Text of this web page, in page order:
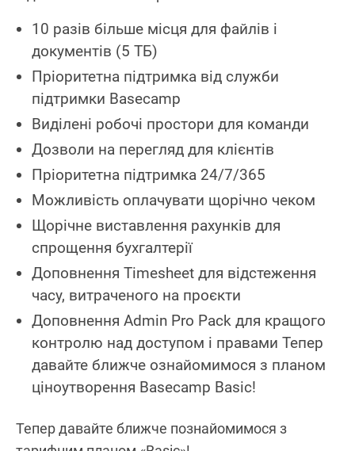
10 разів більше місця для файлів і
документів (5 ТБ)
Пріоритетна підтримка від служби
підтримки Basecamp
Виділені робочі простори для команди
Дозволи на перегляд для клієнтів
Пріоритетна підтримка 24/7/365
Можливість оплачувати щорічно чеком
Щорічне виставлення рахунків для
спрощення бухгалтерії
Доповнення Timesheet для відстеження
часу, витраченого на проєкти
Доповнення Admin Pro Pack для кращого
контролю над доступом і правами Тепер
давайте ближче ознайомимося з планом
ціноутворення Basecamp Basic!
Тепер давайте ближче познайомимося з